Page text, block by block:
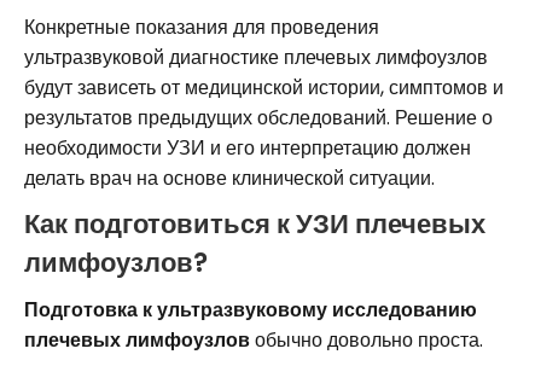
Конкретные показания для проведения
ультразвуковой диагностике плечевых лимфоузлов
будут зависеть от медицинской истории, симптомов и
результатов предыдущих обследований. Решение о
необходимости УЗИ и его интерпретацию должен
делать врач на основе клинической ситуации.
Как подготовиться к УЗИ плечевых
лимфоузлов?
Подготовка к ультразвуковому исследованию
плечевых лимфоузловобычно довольно проста.